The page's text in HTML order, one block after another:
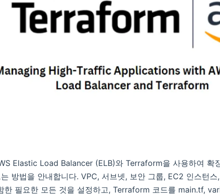
Elastic Load Balancer (ELB)와 Terraform을 사용하여 확
방법을 안내합니다. VPC, 서브넷, 보안 그룹, EC2 인스턴
한 필요한 모든 것을 설정하고, Terraform 코드를 main.tf,